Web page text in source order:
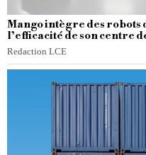
Mango intègre des
l’efficacité de son centre
Redaction LCE